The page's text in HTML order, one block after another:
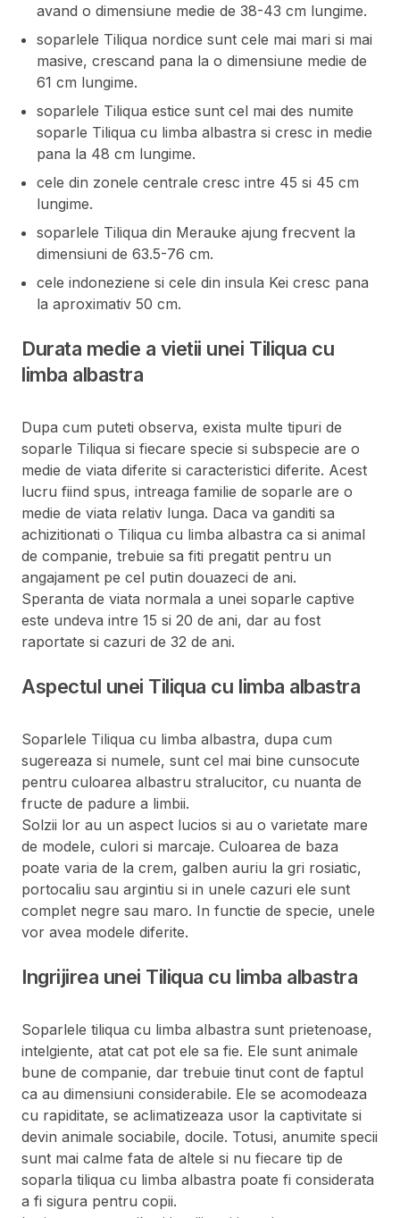
avand o dimensiune medie de 38-43 cm lungime.
soparlele Tiliqua nordice sunt cele mai mari si mai
masive, crescand pana la o dimensiune medie de
61 cm lungime.
soparlele Tiliqua estice sunt cel mai des numite
soparle Tiliqua cu limba albastra si cresc in medie
pana la 48 cm lungime.
cele din zonele centrale cresc intre 45 si 45 cm
lungime.
soparlele Tiliqua din Merauke ajung frecvent la
dimensiuni de 63.5-76 cm.
cele indoneziene si cele din insula Kei cresc pana
la aproximativ 50 cm.
Durata medie a vietii unei Tiliqua cu
limba albastra
Dupa cum puteti observa, exista multe tipuri de
soparle Tiliqua si fiecare specie si subspecie are o
medie de viata diferite si caracteristici diferite. Acest
lucru fiind spus, intreaga familie de soparle are o
medie de viata relativ lunga. Daca va ganditi sa
achizitionati o Tiliqua cu limba albastra ca si animal
de companie, trebuie sa fiti pregatit pentru un
angajament pe cel putin douazeci de ani.
Speranta de viata normala a unei soparle captive
este undeva intre 15 si 20 de ani, dar au fost
raportate si cazuri de 32 de ani.
Aspectul unei Tiliqua cu limba albastra
Soparlele Tiliqua cu limba albastra, dupa cum
sugereaza si numele, sunt cel mai bine cunsocute
pentru culoarea albastru stralucitor, cu nuanta de
fructe de padure a limbii.
Solzii lor au un aspect lucios si au o varietate mare
de modele, culori si marcaje. Culoarea de baza
poate varia de la crem, galben auriu la gri rosiatic,
portocaliu sau argintiu si in unele cazuri ele sunt
complet negre sau maro. In functie de specie, unele
vor avea modele diferite.
Ingrijirea unei Tiliqua cu limba albastra
Soparlele tiliqua cu limba albastra sunt prietenoase,
intelgiente, atat cat pot ele sa fie. Ele sunt animale
bune de companie, dar trebuie tinut cont de faptul
ca au dimensiuni considerabile. Ele se acomodeaza
cu rapiditate, se aclimatizeaza usor la captivitate si
devin animale sociabile, docile. Totusi, anumite specii
sunt mai calme fata de altele si nu fiecare tip de
soparla tiliqua cu limba albastra poate fi considerata
a fi sigura pentru copii.